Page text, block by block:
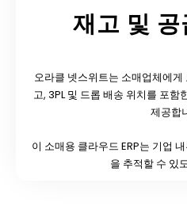
재고 및
오라클 넷스위트는 소매업체에
고, 3PL 및 드롭 배송 위치를 포
제공합
이 소매용 클라우드 ERP는 기업
을 추적할 수 있